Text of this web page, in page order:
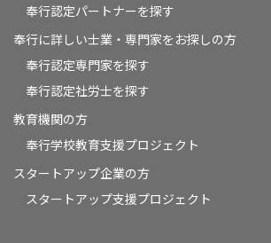
奉行認定パートナーを探す
奉行に詳しい士業・専門家をお探しの方
奉行認定専門家を探す
奉行認定社労士を探す
教育機関の方
奉⾏学校教育⽀援プロジェクト
スタートアップ企業の方
スタートアップ支援プロジェクト